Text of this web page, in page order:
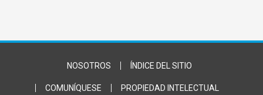
Footer Bottom
NOSOTROS ÍNDICE DEL SITIO
COMUNÍQUESE PROPIEDAD INTELECTUAL